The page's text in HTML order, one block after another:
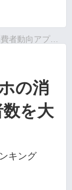
アプリは利...
の消
を大
キング